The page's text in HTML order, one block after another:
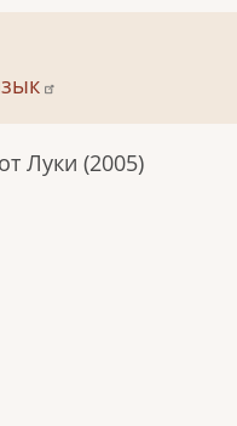
Луки (2005)